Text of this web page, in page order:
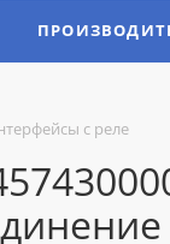
с реле